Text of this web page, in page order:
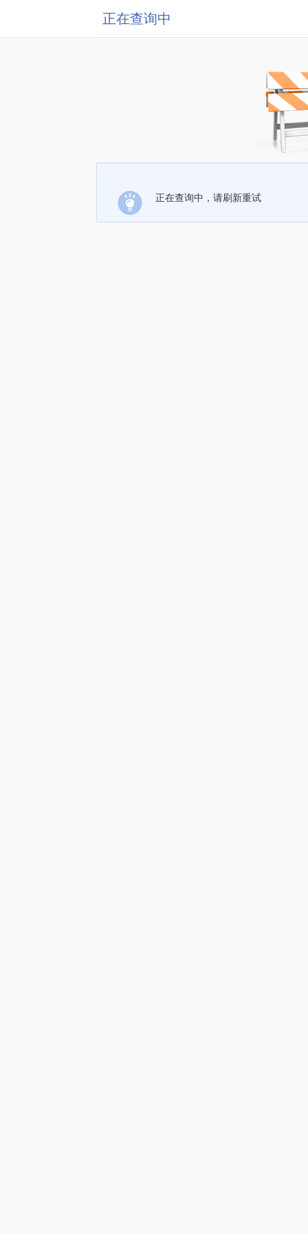
正在查询中
正在查询中，请刷新重试